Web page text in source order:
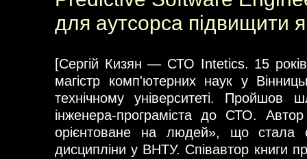
для аутсорса підвищити
[Сергій Кизян — СТО Intetics. 15 років
магістр комп'ютерних наук у
технічному університеті. Пройшов
інженера-програміста до СТО.
орієнтоване на людей», що стала
дисципліни у ВНТУ. Співавтор книги